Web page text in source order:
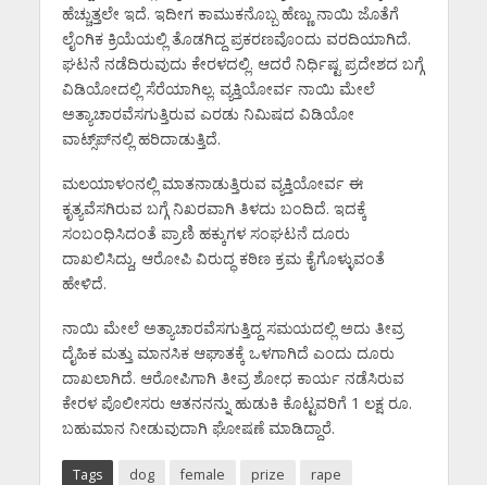
ಹೆಚ್ಚುತ್ತಲೇ ಇದೆ. ಇದೀಗ ಕಾಮುಕನೊಬ್ಬ ಹೆಣ್ಣು ನಾಯಿ ಜೊತೆಗೆ
ಲೈಂಗಿಕ ಕ್ರಿಯೆಯಲ್ಲಿ ತೊಡಗಿದ್ದ ಪ್ರಕರಣವೊಂದು ವರದಿಯಾಗಿದೆ.
ಘಟನೆ ನಡೆದಿರುವುದು ಕೇರಳದಲ್ಲಿ. ಆದರೆ ನಿರ್ಧಿಷ್ಟ ಪ್ರದೇಶದ ಬಗ್ಗೆ
ವಿಡಿಯೋದಲ್ಲಿ ಸೆರೆಯಾಗಿಲ್ಲ. ವ್ಯಕ್ತಿಯೋರ್ವ ನಾಯಿ ಮೇಲೆ
ಅತ್ಯಾಚಾರವೆಸಗುತ್ತಿರುವ ಎರಡು ನಿಮಿಷದ ವಿಡಿಯೋ
ವಾಟ್ಸ್‌‌ಪ್‌‌ನಲ್ಲಿ ಹರಿದಾಡುತ್ತಿದೆ.
ಮಲಯಾಳಂನಲ್ಲಿ ಮಾತನಾಡುತ್ತಿರುವ ವ್ಯಕ್ತಿಯೋರ್ವ ಈ
ಕೃತ್ಯವೆಸಗಿರುವ ಬಗ್ಗೆ ನಿಖರವಾಗಿ ತಿಳದು ಬಂದಿದೆ. ಇದಕ್ಕೆ
ಸಂಬಂಧಿಸಿದಂತೆ ಪ್ರಾಣಿ ಹಕ್ಕುಗಳ ಸಂಘಟನೆ ದೂರು
ದಾಖಲಿಸಿದ್ದು, ಆರೋಪಿ ವಿರುದ್ಧ ಕಠಿಣ ಕ್ರಮ ಕೈಗೊಳ್ಳುವಂತೆ
ಹೇಳಿದೆ.
ನಾಯಿ ಮೇಲೆ ಅತ್ಯಾಚಾರವೆಸಗುತ್ತಿದ್ದ ಸಮಯದಲ್ಲಿ ಅದು ತೀವ್ರ
ದೈಹಿಕ ಮತ್ತು ಮಾನಸಿಕ ಆಘಾತಕ್ಕೆ ಒಳಗಾಗಿದೆ ಎಂದು ದೂರು
ದಾಖಲಾಗಿದೆ. ಆರೋಪಿಗಾಗಿ ತೀವ್ರ ಶೋಧ ಕಾರ್ಯ ನಡೆಸಿರುವ
ಕೇರಳ ಪೊಲೀಸರು ಆತನನನ್ನು ಹುಡುಕಿ ಕೊಟ್ಟವರಿಗೆ 1 ಲಕ್ಷ ರೂ.
ಬಹುಮಾನ ನೀಡುವುದಾಗಿ ಘೋಷಣೆ ಮಾಡಿದ್ದಾರೆ.
Tags dog female prize rape